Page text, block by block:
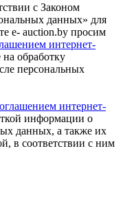
с Законом
данных» для
e- auction.by просим
интернет-
на обработку
персональных
интернет-
информации о
данных, а также их
в соответствии с ним